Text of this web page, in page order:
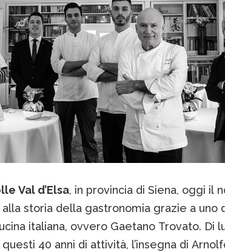
Val d’Elsa, in provincia di Siena, oggi il
storia della gastronomia grazie a uno
italiana, ovvero Gaetano Trovato. Di
40 anni di attività, l’insegna di